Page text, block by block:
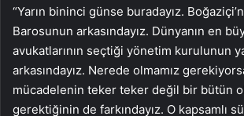
“Yarın bininci günse buradayız.
Barosunun arkasındayız. Dünyanın en
avukatlarının seçtiği yönetim kurulunun
arkasındayız. Nerede olmamız
mücadelenin teker teker değil bir bütün
gerektiğinin de farkındayız. O kapsamlı